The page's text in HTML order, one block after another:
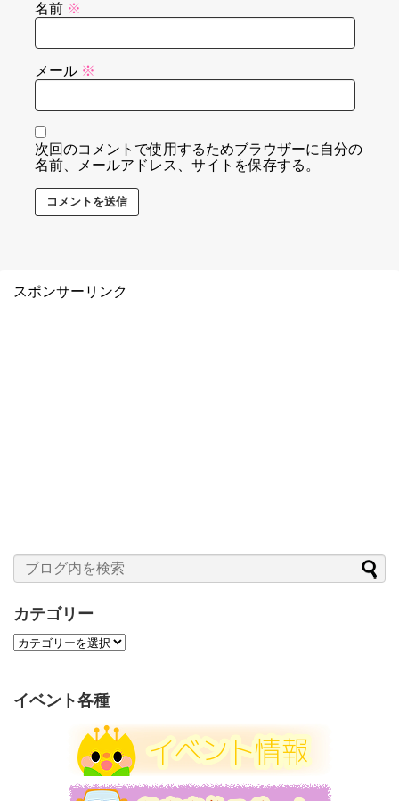
名前 ※
メール ※
次回のコメントで使用するためブラウザーに自分の
名前、メールアドレス、サイトを保存する。
スポンサーリンク
カテゴリー
カ
リ
イベント各種